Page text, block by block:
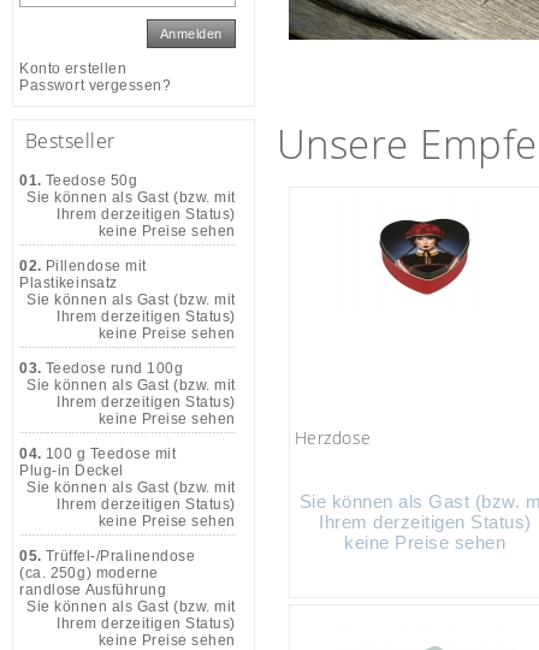
Unsere
Herzdose
Sie können als Gast (bzw.
Ihrem derzeitigen Status)
keine Preise sehen
Anmelden
Konto erstellen
Passwort vergessen?
Bestseller
01. Teedose 50g
Sie können als Gast (bzw. mit
Ihrem derzeitigen Status)
keine Preise sehen
02. Pillendose mit
Plastikeinsatz
Sie können als Gast (bzw. mit
Ihrem derzeitigen Status)
keine Preise sehen
03. Teedose rund 100g
Sie können als Gast (bzw. mit
Ihrem derzeitigen Status)
keine Preise sehen
04. 100 g Teedose mit
Plug-in Deckel
Sie können als Gast (bzw. mit
Ihrem derzeitigen Status)
keine Preise sehen
05. Trüffel-/Pralinendose
(ca. 250g) moderne
randlose Ausführung
Sie können als Gast (bzw. mit
Ihrem derzeitigen Status)
keine Preise sehen